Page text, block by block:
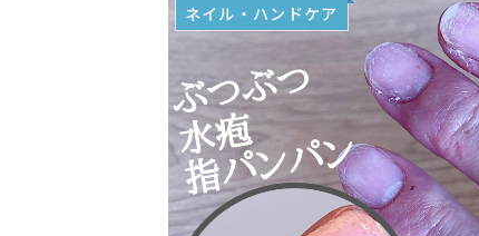
ネイル・ハンドケア